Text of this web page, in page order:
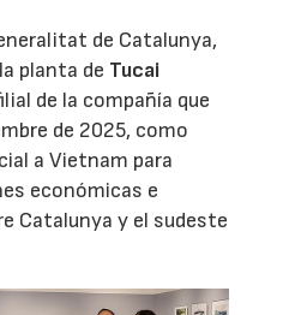
de Catalunya,
planta de Tucai
de la compañía que
de 2025, como
a Vietnam para
económicas e
Catalunya y el sudeste